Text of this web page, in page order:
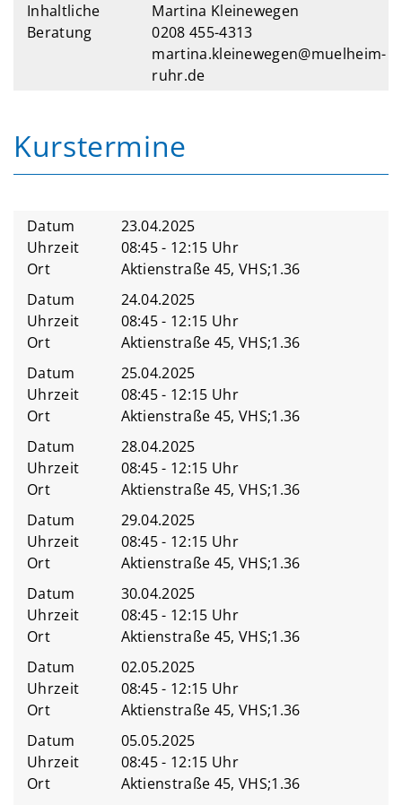
Inhaltliche
Beratung
Martina Kleinewegen
0208 455-4313
martina.kleinewegen@muelheim-
ruhr.de
Kurstermine
Datum
23.04.2025
Uhrzeit
08:45 - 12:15 Uhr
Ort
Aktienstraße 45, VHS;1.36
Datum
24.04.2025
Uhrzeit
08:45 - 12:15 Uhr
Ort
Aktienstraße 45, VHS;1.36
Datum
25.04.2025
Uhrzeit
08:45 - 12:15 Uhr
Ort
Aktienstraße 45, VHS;1.36
Datum
28.04.2025
Uhrzeit
08:45 - 12:15 Uhr
Ort
Aktienstraße 45, VHS;1.36
Datum
29.04.2025
Uhrzeit
08:45 - 12:15 Uhr
Ort
Aktienstraße 45, VHS;1.36
Datum
30.04.2025
Uhrzeit
08:45 - 12:15 Uhr
Ort
Aktienstraße 45, VHS;1.36
Datum
02.05.2025
Uhrzeit
08:45 - 12:15 Uhr
Ort
Aktienstraße 45, VHS;1.36
Datum
05.05.2025
Uhrzeit
08:45 - 12:15 Uhr
Ort
Aktienstraße 45, VHS;1.36